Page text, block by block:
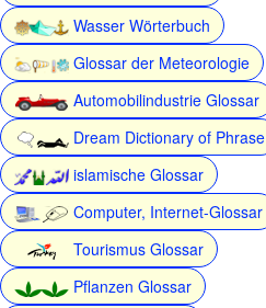
Wasser Wörterbuch
Glossar der Meteorologie
Automobilindustrie Glossar
Dream Dictionary of Phrase
islamische Glossar
Computer, Internet-Glossar
Tourismus Glossar
Pflanzen Glossar